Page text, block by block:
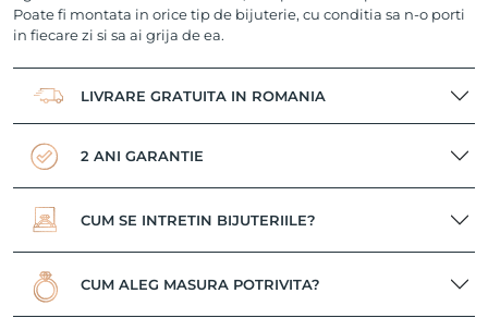
Poate fi montata in orice tip de bijuterie, cu conditia sa n-o porti
in fiecare zi si sa ai grija de ea.
LIVRARE GRATUITA IN ROMANIA
2 ANI GARANTIE
CUM SE INTRETIN BIJUTERIILE?
CUM ALEG MASURA POTRIVITA?